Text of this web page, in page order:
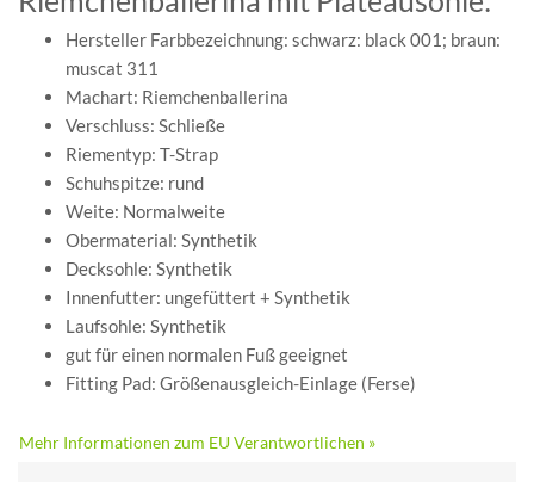
Hersteller Farbbezeichnung: schwarz: black 001; braun:
muscat 311
Machart: Riemchenballerina
Verschluss: Schließe
Riementyp: T-Strap
Schuhspitze: rund
Weite: Normalweite
Obermaterial: Synthetik
Decksohle: Synthetik
Innenfutter: ungefüttert + Synthetik
Laufsohle: Synthetik
gut für einen normalen Fuß geeignet
Fitting Pad: Größenausgleich-Einlage (Ferse)
Mehr Informationen zum EU Verantwortlichen »